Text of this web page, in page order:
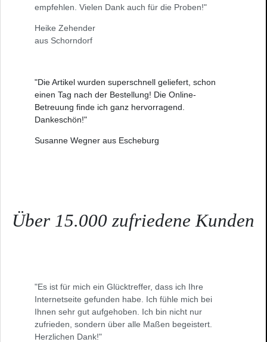
empfehlen. Vielen Dank auch für die Proben!"
Heike Zehender
aus Schorndorf
"Die Artikel wurden superschnell geliefert, schon
einen Tag nach der Bestellung! Die Online-
Betreuung finde ich ganz hervorragend.
Dankeschön!"
Susanne Wegner aus Escheburg
Über 15.000 zufriedene Kunden
"Es ist für mich ein Glücktreffer, dass ich Ihre
Internetseite gefunden habe. Ich fühle mich bei
Ihnen sehr gut aufgehoben. Ich bin nicht nur
zufrieden, sondern über alle Maßen begeistert.
Herzlichen Dank!"